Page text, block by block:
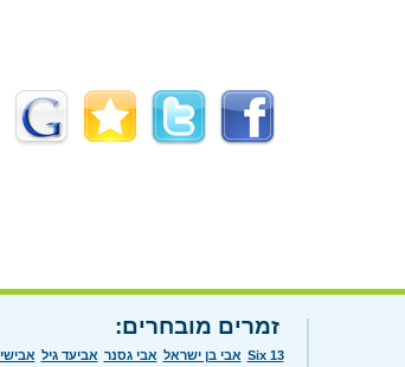
זמרים מובחרים:
Six 13 אבי בן ישראל אבי גסנר אביעד גיל